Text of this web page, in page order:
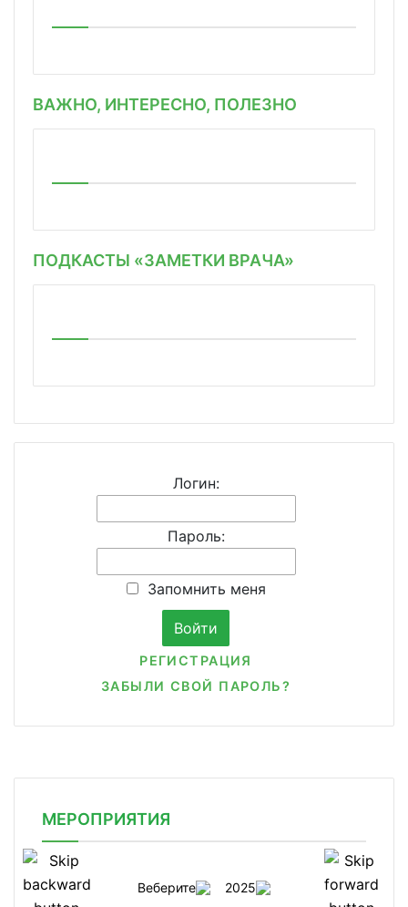
ВАЖНО, ИНТЕРЕСНО, ПОЛЕЗНО
ПОДКАСТЫ «ЗАМЕТКИ ВРАЧА»
Логин:
Пароль:
Запомнить меня
РЕГИСТРАЦИЯ
ЗАБЫЛИ СВОЙ ПАРОЛЬ?
МЕРОПРИЯТИЯ
Веберите 2025